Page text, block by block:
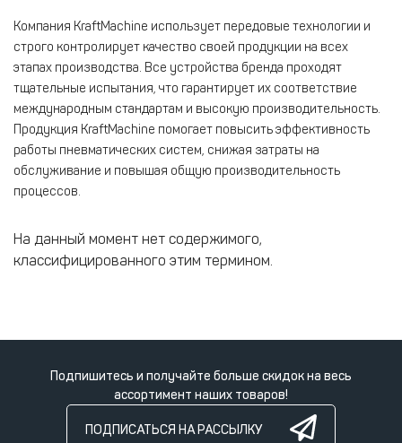
Компания KraftMachine использует передовые технологии и
строго контролирует качество своей продукции на всех
этапах производства. Все устройства бренда проходят
тщательные испытания, что гарантирует их соответствие
международным стандартам и высокую производительность.
Продукция KraftMachine помогает повысить эффективность
работы пневматических систем, снижая затраты на
обслуживание и повышая общую производительность
процессов.
На данный момент нет содержимого,
классифицированного этим термином.
Подпишитесь и получайте больше скидок на весь
ассортимент наших товаров!
ПОДПИСАТЬСЯ НА РАССЫЛКУ